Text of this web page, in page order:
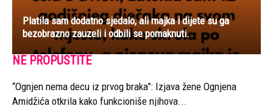
Platila sam dodatno sjedalo, ali majka i dijete su ga
bezobrazno zauzeli i odbili se pomaknuti.
NE PROPUSTITE
“Ognjen nema decu iz prvog braka”: Izjava žene Ognjena
Amidžića otkrila kako funkcioniše njihova...